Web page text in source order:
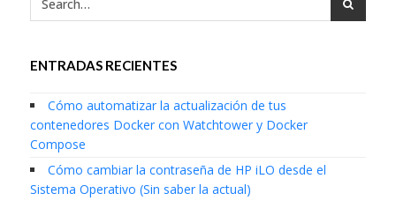
ENTRADAS RECIENTES
Cómo automatizar la actualización de tus
contenedores Docker con Watchtower y Docker
Compose
Cómo cambiar la contraseña de HP iLO desde el
Sistema Operativo (Sin saber la actual)